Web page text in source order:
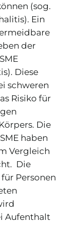
(sog.
Ein
der
Diese
schweren
Risiko für
Die
haben
Vergleich
Die
Personen
Aufenthalt